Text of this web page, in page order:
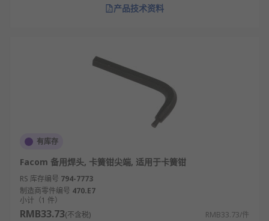
产品技术资料
有库存
Facom 备用焊头, 卡簧钳尖端, 适用于卡簧钳
RS 库存编号 794-7773
制造商零件编号 470.E7
小计（1 件）
RMB33.73(不含税) RMB33.73/件